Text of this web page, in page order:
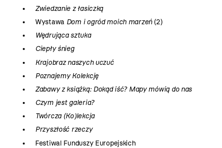
Zwiedzanie z łasiczką
Wystawa Dom i ogród moich marzeń(2)
Wędrująca sztuka
Ciepły śnieg
Krajobraz naszych uczuć
Poznajemy Kolekcję
Zabawy z książką: Dokąd iść? Mapy mówią do nas
Czym jest galeria?
Twórcza (Ko)lekcja
Przyszłość rzeczy
Festiwal Funduszy Europejskich